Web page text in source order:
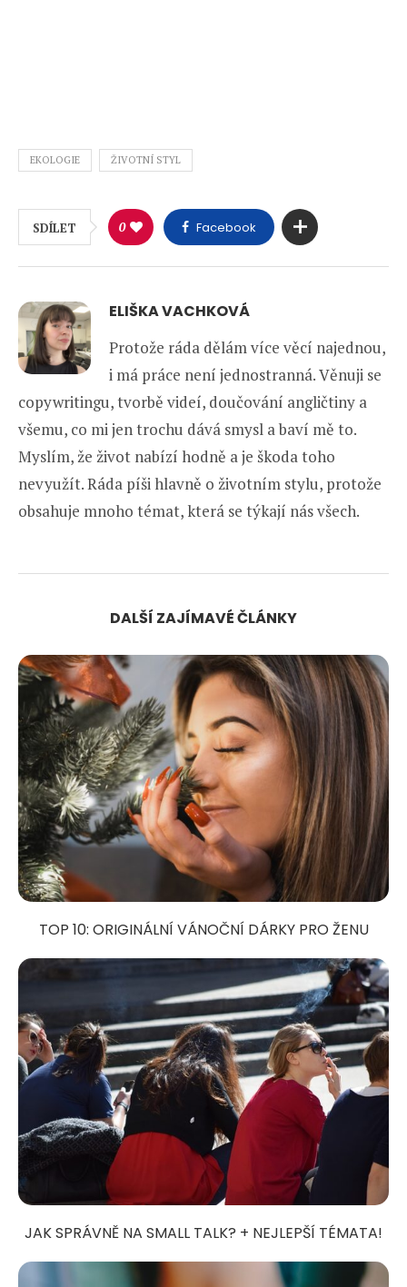
EKOLOGIE ŽIVOTNÍ STYL
SDÍLET 0 Facebook
ELIŠKA VACHKOVÁ
Protože ráda dělám více věcí najednou,
i má práce není jednostranná. Věnuji se
copywritingu, tvorbě videí, doučování angličtiny a
všemu, co mi jen trochu dává smysl a baví mě to.
Myslím, že život nabízí hodně a je škoda toho
nevyužít. Ráda píši hlavně o životním stylu, protože
obsahuje mnoho témat, která se týkají nás všech.
DALŠÍ ZAJÍMAVÉ ČLÁNKY
TOP 10: ORIGINÁLNÍ VÁNOČNÍ DÁRKY PRO ŽENU
JAK SPRÁVNĚ NA SMALL TALK? + NEJLEPŠÍ TÉMATA!